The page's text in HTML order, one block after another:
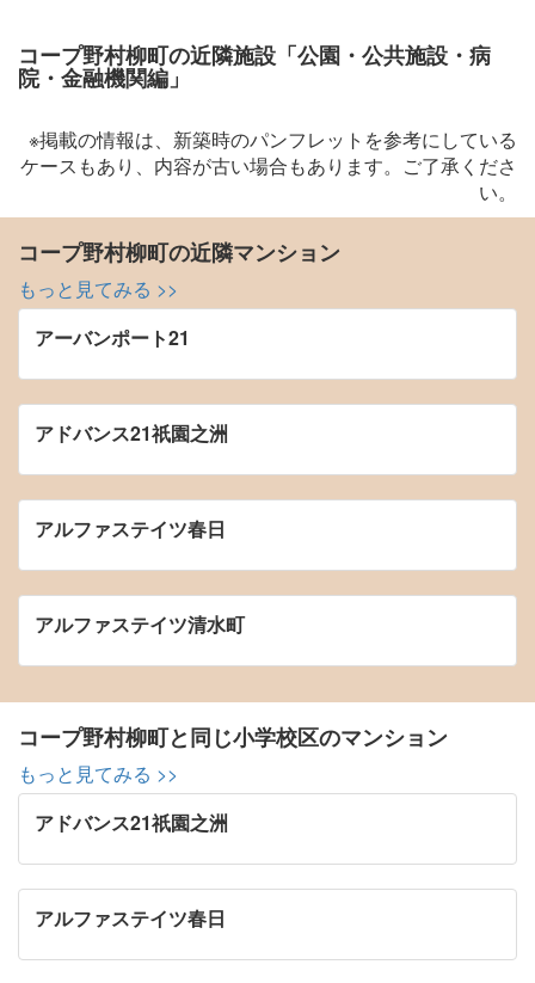
コープ野村柳町の近隣施設「公園・公共施設・病
院・金融機関編」
※掲載の情報は、新築時のパンフレットを参考にしている
ケースもあり、内容が古い場合もあります。ご了承くださ
い。
コープ野村柳町の近隣マンション
もっと見てみる >>
アーバンポート21
アドバンス21祇園之洲
アルファステイツ春日
アルファステイツ清水町
コープ野村柳町と同じ小学校区のマンション
もっと見てみる >>
アドバンス21祇園之洲
アルファステイツ春日